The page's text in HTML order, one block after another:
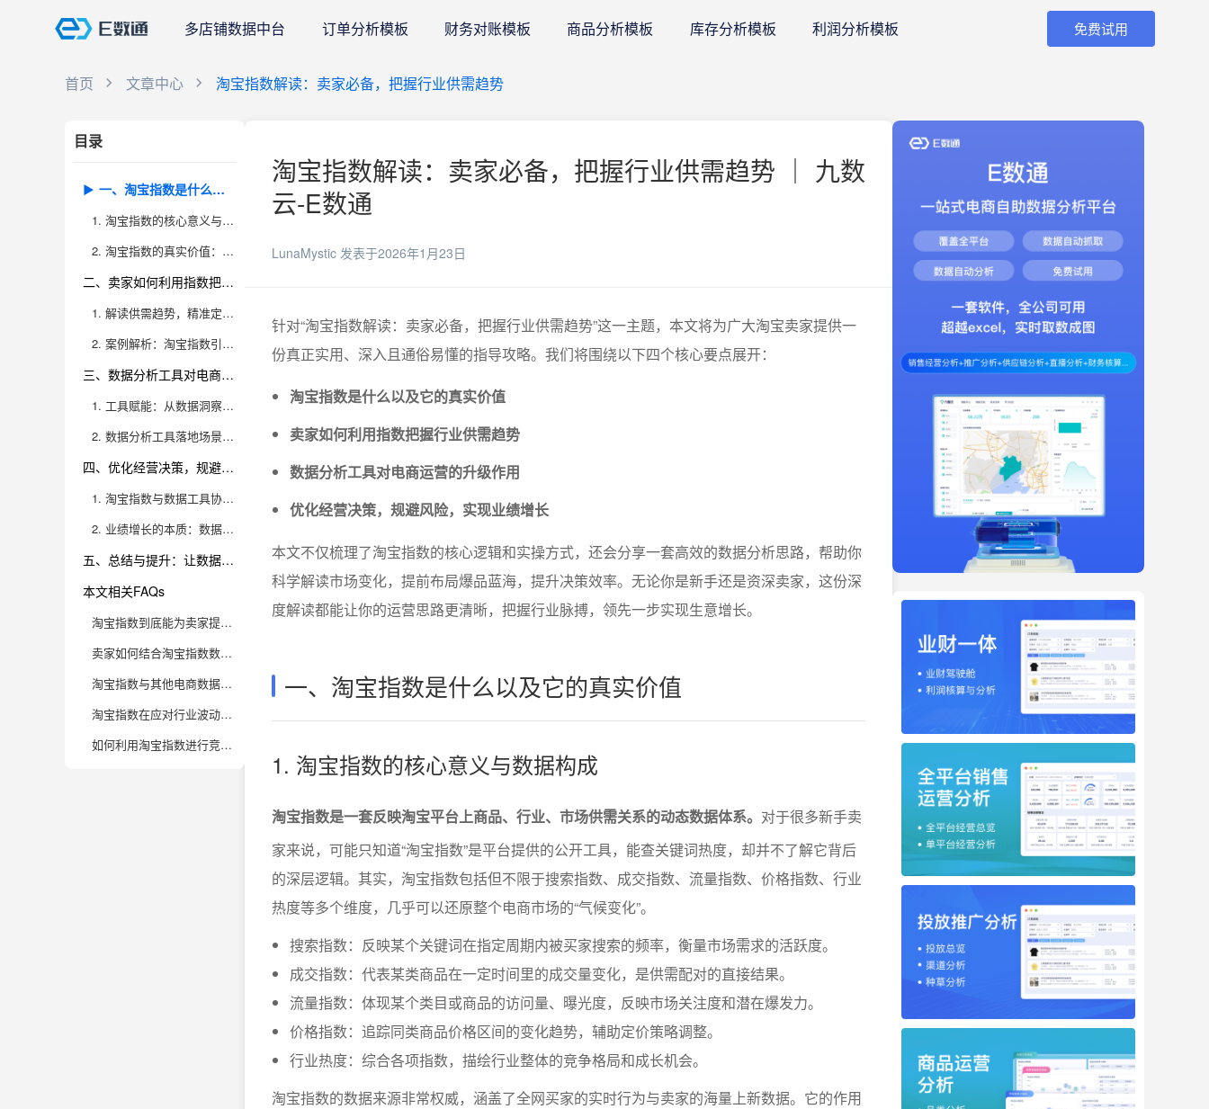
多店铺数据中台 订单分析模板 财务对账模板 商品分析模板 库存分析模板 利润分析模板 免费试用
首页 文章中心 淘宝指数解读：卖家必备，把握行业供需趋势
目录
一、淘宝指数是什么以及它的真实价值
1. 淘宝指数的核心意义与数据构成
2. 淘宝指数的真实价值：从数据到决策的转化
二、卖家如何利用指数把握行业供需趋势
1. 解读供需趋势，精准定位市场蓝海
2. 案例解析：淘宝指数引领下的选品与备货决策
三、数据分析工具对电商运营的升级作用
1. 工具赋能：从数据洞察到精细化管理
2. 数据分析工具落地场景实操
四、优化经营决策，规避风险，实现业绩增长
1. 淘宝指数与数据工具协同驱动科学决策
2. 业绩增长的本质：数据驱动下的持续迭代
五、总结与提升：让数据为你的淘宝生意保驾护航
本文相关FAQs
淘宝指数到底能为卖家提供哪些行业供需分析价值？
卖家如何结合淘宝指数数据优化商品选品和库存管理？
淘宝指数与其他电商数据指标（如生意参谋、京东趋势）相比，有哪些独特优势？
淘宝指数在应对行业波动和突发需求时，能帮卖家做哪些准备？
如何利用淘宝指数进行竞品分析，提升店铺竞争力？
淘宝指数解读：卖家必备，把握行业供需趋势 ｜ 九数
云-E数通
LunaMystic 发表于2026年1月23日
针对“淘宝指数解读：卖家必备，把握行业供需趋势”这一主题，本文将为广大淘宝卖家提供一
份真正实用、深入且通俗易懂的指导攻略。我们将围绕以下四个核心要点展开：
淘宝指数是什么以及它的真实价值
卖家如何利用指数把握行业供需趋势
数据分析工具对电商运营的升级作用
优化经营决策，规避风险，实现业绩增长
本文不仅梳理了淘宝指数的核心逻辑和实操方式，还会分享一套高效的数据分析思路，帮助你
科学解读市场变化，提前布局爆品蓝海，提升决策效率。无论你是新手还是资深卖家，这份深
度解读都能让你的运营思路更清晰，把握行业脉搏，领先一步实现生意增长。
一、淘宝指数是什么以及它的真实价值
1. 淘宝指数的核心意义与数据构成
淘宝指数是一套反映淘宝平台上商品、行业、市场供需关系的动态数据体系。 对于很多新手卖
家来说，可能只知道“淘宝指数”是平台提供的公开工具，能查关键词热度，却并不了解它背后
的深层逻辑。其实，淘宝指数包括但不限于搜索指数、成交指数、流量指数、价格指数、行业
热度等多个维度，几乎可以还原整个电商市场的“气候变化”。
搜索指数：反映某个关键词在指定周期内被买家搜索的频率，衡量市场需求的活跃度。
成交指数：代表某类商品在一定时间里的成交量变化，是供需配对的直接结果。
流量指数：体现某个类目或商品的访问量、曝光度，反映市场关注度和潜在爆发力。
价格指数：追踪同类商品价格区间的变化趋势，辅助定价策略调整。
行业热度：综合各项指数，描绘行业整体的竞争格局和成长机会。
淘宝指数的数据来源非常权威，涵盖了全网买家的实时行为与卖家的海量上新数据。它的作用